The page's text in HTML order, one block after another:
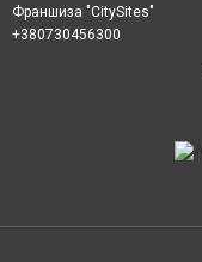
Франшиза "CitySites"
+380730456300